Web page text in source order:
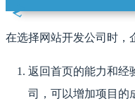
在选择网站开发公司时，
返回首页的能力和经
司，可以增加项目的